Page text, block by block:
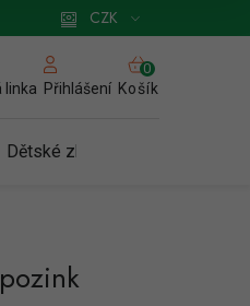
Zásady používání cookies
CZK
linka Přihlášení
NÁKUPNÍ
KOŠÍK
Košík
Dětské zboží a hračky